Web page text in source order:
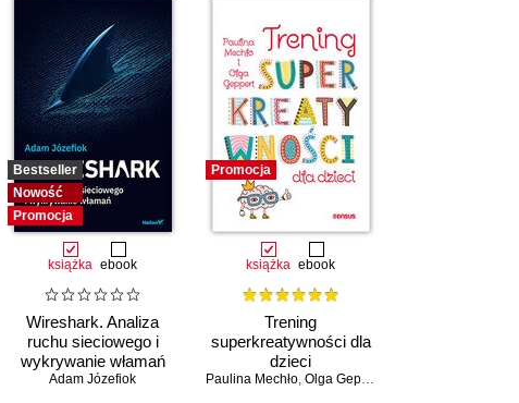
Bestseller
Nowość
Promocja
książka ebook
Wireshark. Analiza
ruchu sieciowego i
wykrywanie włamań
Adam Józefiok
Promocja
książka ebook
Trening
superkreatywności dla
dzieci
Paulina Mechło, Olga Geppert